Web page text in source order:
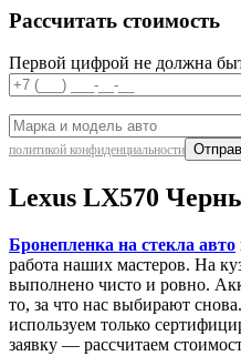
Рассчитать стоимость
Первой цифрой не должна
политикой конфиденциальности
Lexus LX570
Бронепленка на стекла авто
работа наших мастеров. На
выполнено чисто и ровно.
то, за что нас выбирают
используем только
заявку — рассчитаем